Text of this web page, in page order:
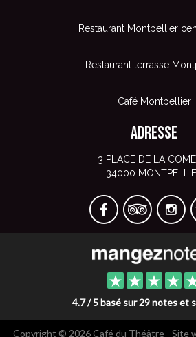
Restaurant Montpellier
Restaurant terrasse
Café Montpellier
Adresse
3 PLACE DE LA
34000
4.7 / 5 basé sur 29 notes et
Copyright © 2026 Café du Théâtre - Site